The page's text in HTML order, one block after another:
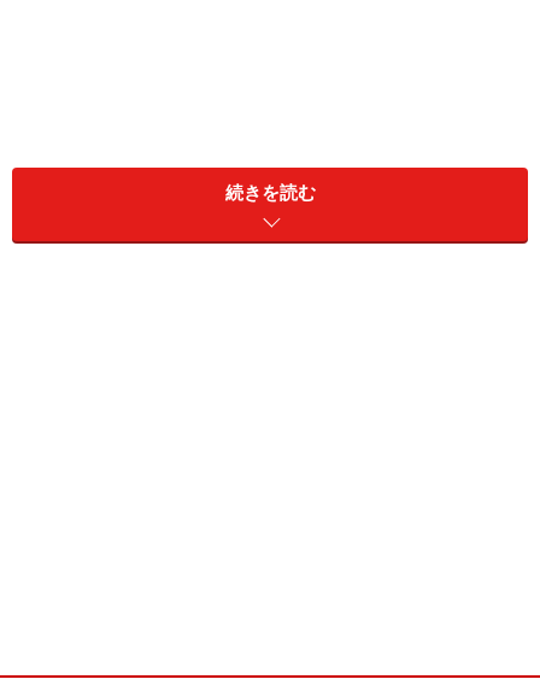
そしてもう一つは、女子アナ・スキャンダルがかなり目
立ち始めてきたことです。これに関しては、特に個人名
続きを読む